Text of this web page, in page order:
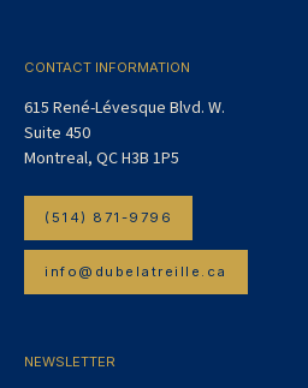
CONTACT INFORMATION
615 René-Lévesque Blvd. W.
Suite 450
Montreal, QC H3B 1P5
(514) 871-9796
info@dubelatreille.ca
NEWSLETTER